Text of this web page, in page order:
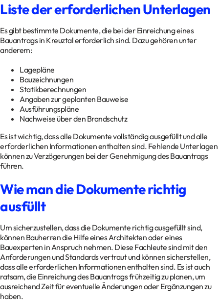
Liste der erforderlichen Unterlagen
Es gibt bestimmte Dokumente, die bei der Einreichung eines
Bauantrags in Kreuztal erforderlich sind. Dazu gehören unter
anderem:
Lagepläne
Bauzeichnungen
Statikberechnungen
Angaben zur geplanten Bauweise
Ausführungspläne
Nachweise über den Brandschutz
Es ist wichtig, dass alle Dokumente vollständig ausgefüllt und alle
erforderlichen Informationen enthalten sind. Fehlende Unterlagen
können zu Verzögerungen bei der Genehmigung des Bauantrags
führen.
Wie man die Dokumente richtig
ausfüllt
Um sicherzustellen, dass die Dokumente richtig ausgefüllt sind,
können Bauherren die Hilfe eines Architekten oder eines
Bauexperten in Anspruch nehmen. Diese Fachleute sind mit den
Anforderungen und Standards vertraut und können sicherstellen,
dass alle erforderlichen Informationen enthalten sind. Es ist auch
ratsam, die Einreichung des Bauantrags frühzeitig zu planen, um
ausreichend Zeit für eventuelle Änderungen oder Ergänzungen zu
haben.